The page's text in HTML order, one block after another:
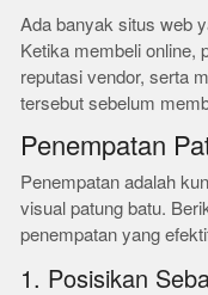
Ada banyak situs web
Ketika membeli online,
reputasi vendor, serta
tersebut sebelum
Penempatan
Penempatan adalah
visual patung batu.
penempatan yang
1. Posisikan